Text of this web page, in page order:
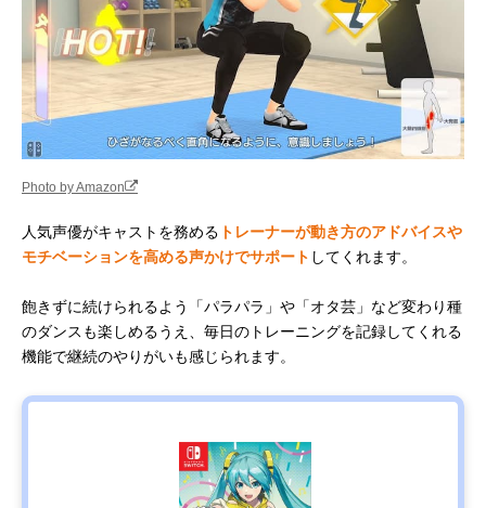
Photo by Amazon
人気声優がキャストを務める トレーナーが動き方のアドバイスや
モチベーションを高める声かけでサポート してくれます。
飽きずに続けられるよう「パラパラ」や「オタ芸」など変わり種
のダンスも楽しめるうえ、毎日のトレーニングを記録してくれる
機能で継続のやりがいも感じられます。